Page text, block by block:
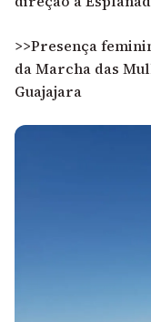
>>Presença
da Marcha das
Guajajara